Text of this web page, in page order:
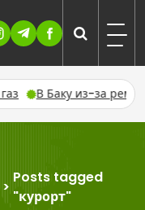
В Баку из-за ремонта
>
Posts tagged
"курорт"